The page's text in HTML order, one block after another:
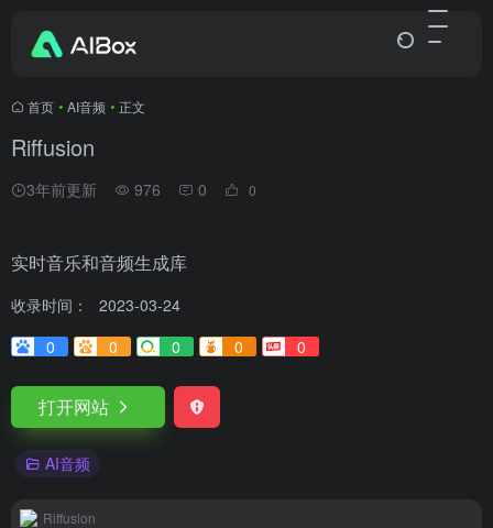
首页 • AI音频 • 正文
Riffusion
3年前更新 976 0 0
实时音乐和音频生成库
收录时间：
2023-03-24
0
0 0 0 0
打开网站
AI音频
Riffusion